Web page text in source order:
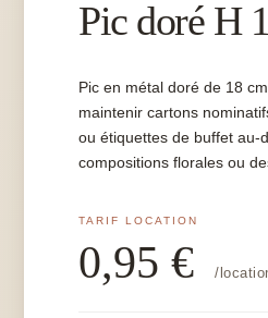
Pic doré H
Pic en métal doré de 18
maintenir cartons
ou étiquettes de buffet au-
compositions florales ou
0,95€ /